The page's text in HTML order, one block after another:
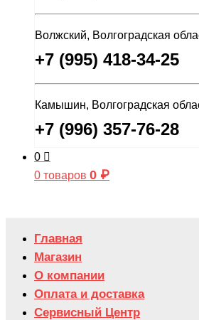
Волжский, Волгоградская
+7 (995) 418-34-25
Камышин, Волгоградская
+7 (996) 357-76-28
0
0 товаров 0 ₽
Главная
Магазин
О компании
Оплата и доставка
Сервисный Центр